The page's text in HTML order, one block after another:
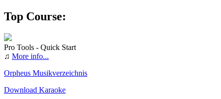
Top Course:
Pro Tools - Quick Start
♫ More info...
Orpheus Musikverzeichnis
Download Karaoke